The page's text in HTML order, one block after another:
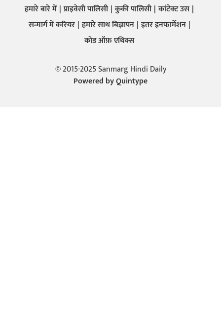
हमारे बारे में प्राइवेसी पालिसी कुकी पालिसी कांटेक्ट उस
सन्मार्ग में करियर हमारे साथ बिज्ञापन इतर इनफार्मेशन
कोड ऑफ़ एथिक्स
© 2015-2025 Sanmarg Hindi Daily
Powered byQuintype